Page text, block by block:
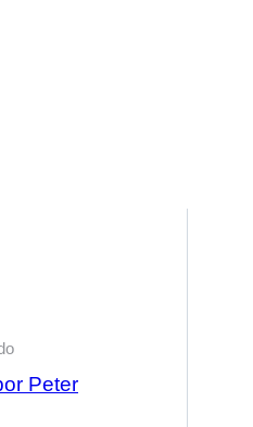
Peter